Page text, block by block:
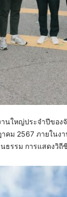
นใหญ่ประจำปีข
คม 2567 ภายใน
รรม การแสดงวิถี